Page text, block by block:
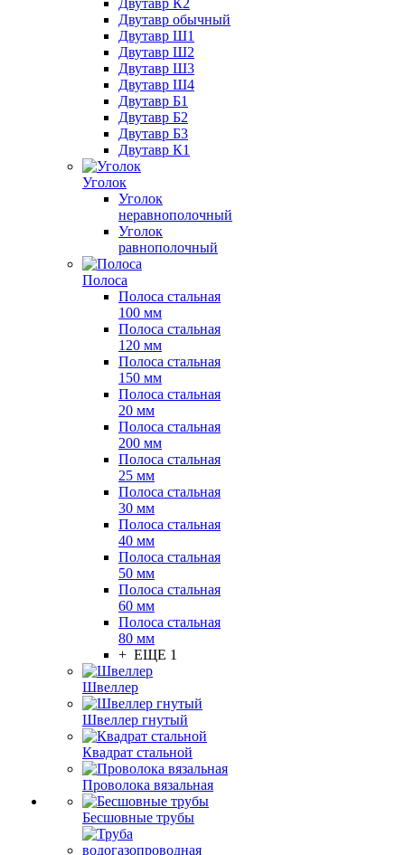
Двутавр К2
Двутавр обычный
Двутавр Ш1
Двутавр Ш2
Двутавр Ш3
Двутавр Ш4
Двутавр Б1
Двутавр Б2
Двутавр Б3
Двутавр К1
Уголок
Уголок
неравнополочный
Уголок
равнополочный
Полоса
Полоса стальная
100 мм
Полоса стальная
120 мм
Полоса стальная
150 мм
Полоса стальная
20 мм
Полоса стальная
200 мм
Полоса стальная
25 мм
Полоса стальная
30 мм
Полоса стальная
40 мм
Полоса стальная
50 мм
Полоса стальная
60 мм
Полоса стальная
80 мм
+ ЕЩЕ 1
Швеллер
Швеллер гнутый
Квадрат стальной
Проволока вязальная
Бесшовные трубы